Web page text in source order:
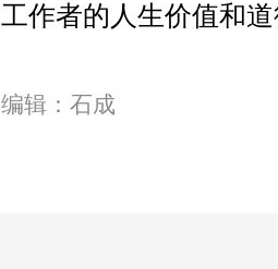
工作者的人生价值和
编辑：石成